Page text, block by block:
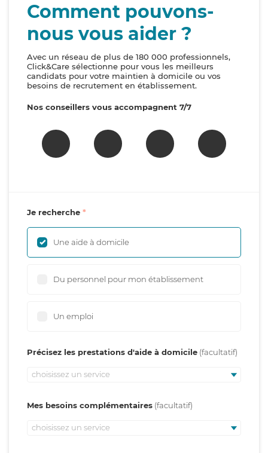
Comment pouvons-
nous vous aider ?
Avec un réseau de plus de 180 000 professionnels,
Click&Care sélectionne pour vous les meilleurs
candidats pour votre maintien à domicile ou vos
besoins de recrutement en établissement.
Nos conseillers vous accompagnent 7/7
Je recherche
Une aide à domicile
Du personnel pour mon établissement
Un emploi
Précisez les prestations d'aide à domicile
choisissez un service
Mes besoins complémentaires
choisissez un service